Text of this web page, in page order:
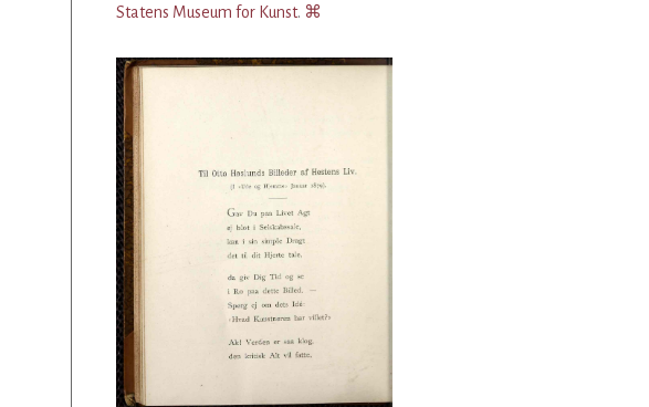
Statens Museum for Kunst. ⌘